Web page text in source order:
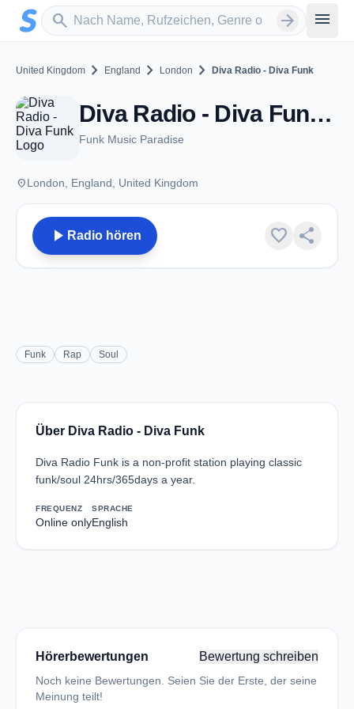
Zum Hauptinhalt springen
search
Sender suchen arrow_forward menu
United Kingdom chevron_right England chevron_right London chevron_right Diva Radio - Diva Funk
Diva Radio - Diva Funk - London
Funk Music Paradise
placeLondon, England, United Kingdom
play_arrow Radio hören favorite share
Funk Rap Soul
Über Diva Radio - Diva Funk
Diva Radio Funk is a non-profit station playing classic
funk/soul 24hrs/365days a year.
FREQUENZ
Online only
SPRACHE
English
Hörerbewertungen Bewertung schreiben
Noch keine Bewertungen. Seien Sie der Erste, der seine
Meinung teilt!